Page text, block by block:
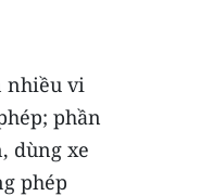
nhiều vi
phần
dùng xe
phép